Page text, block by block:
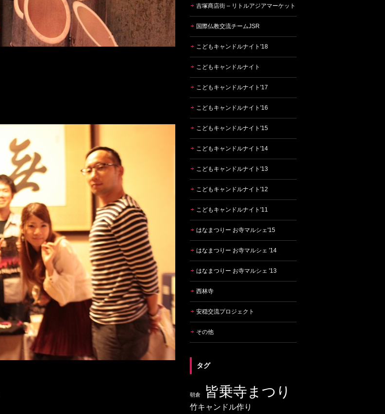
吉塚商店街 – リトルアジアマーケット
国際仏教交流チームJSR
こどもキャンドルナイト'18
こどもキャンドルナイト
こどもキャンドルナイト'17
こどもキャンドルナイト'16
こどもキャンドルナイト'15
こどもキャンドルナイト'14
こどもキャンドルナイト'13
こどもキャンドルナイト'12
こどもキャンドルナイト'11
はなまつりー お寺マルシェ'15
はなまつりー お寺マルシェ '14
はなまつりー お寺マルシェ '13
西林寺
安穏交流プロジェクト
その他
タグ
朝倉 皆乗寺まつり
竹キャンドル作り